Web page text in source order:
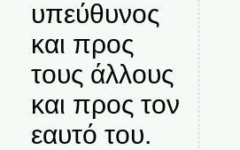
υπεύθυνος
και προς
τους άλλους
και προς τον
εαυτό του.